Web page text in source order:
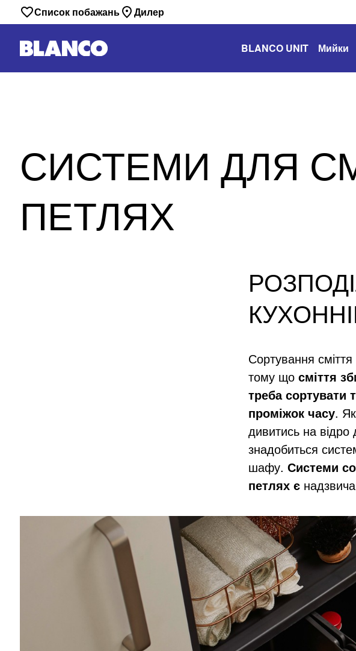
Список побажань Дилер
BLANCO UNIT Мийки
СИСТЕМИ ДЛЯ
ПЕТЛЯХ
Сортування
тому що сміття
треба сортувати
проміжок часу.
дивитись на відро
знадобиться
шафу. Системи
петлях є